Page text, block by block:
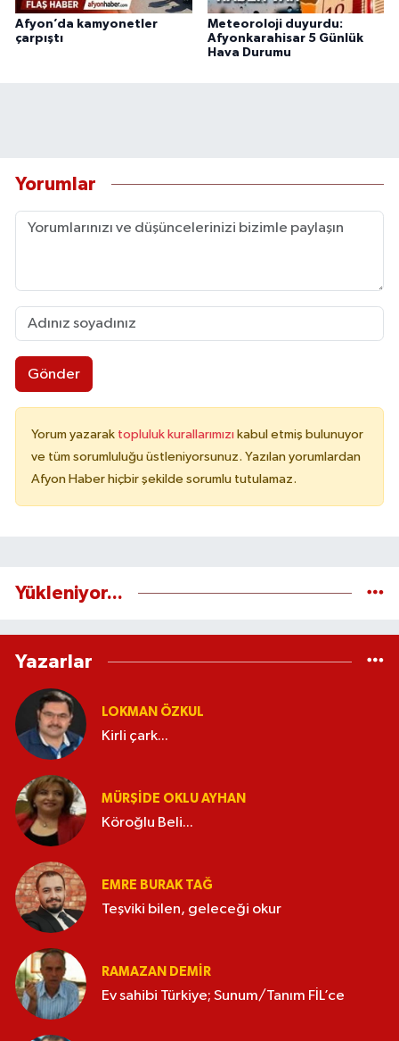
Afyon’da kamyonetler
çarpıştı
Meteoroloji duyurdu:
Afyonkarahisar 5 Günlük
Hava Durumu
Yorumlar
Gönder
Yorum yazarak topluluk kurallarımızı kabul etmiş bulunuyor
ve tüm sorumluluğu üstleniyorsunuz. Yazılan yorumlardan
Afyon Haber hiçbir şekilde sorumlu tutulamaz.
Yükleniyor...
Yazarlar
LOKMAN ÖZKUL
Kirli çark...
MÜRŞIDE OKLU AYHAN
Köroğlu Beli...
EMRE BURAK TAĞ
Teşviki bilen, geleceği okur
RAMAZAN DEMİR
Ev sahibi Türkiye; Sunum/Tanım FİL’ce